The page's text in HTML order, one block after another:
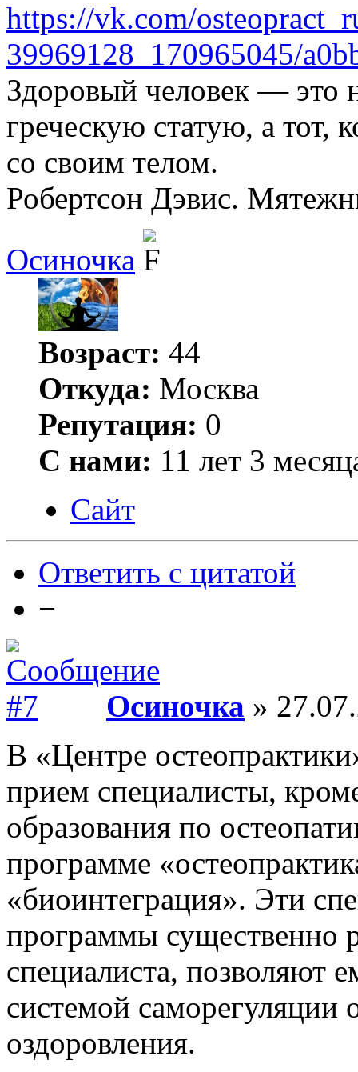
https://vk.com/
39969128_170965045/
Здоровый человек — это
греческую статую, а тот,
со своим телом.
Робертсон Дэвис.
Осиночка
Возраст: 44
Откуда: Москва
Репутация: 0
С нами: 11 лет 3
Сайт
Ответить с цитатой
−
Осиночка »
В «Центре
прием специалисты,
образования по
программе
«биоинтеграция». Эти
программы существенно
специалиста, позволяют
системой саморегуляции
оздоровления.